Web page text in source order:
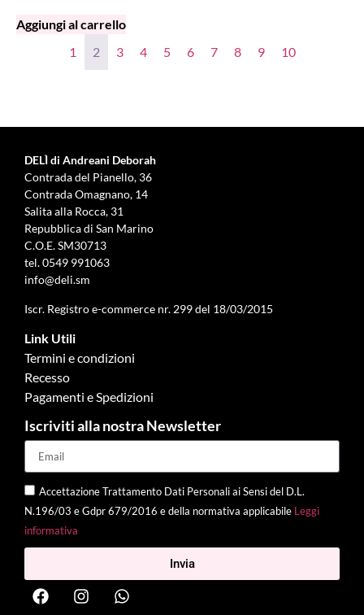
Aggiungi al carrello
1
2 3 4 5 6 7 8 9 10
DELÌ di Andreani Deborah
Contrada del Pianello, 36
Contrada Omagnano, 14
Salita alla Rocca, 31
Repubblica di San Marino
C.O.E. SM30713
tel.0549 991063
info@deli.sm
Iscr. Registro e-commerce nr. 299 del 18/03/2015
Link Utili
Termini e condizioni
Recesso
Pagamenti e Spedizioni
Iscriviti alla nostra Newsletter
Accettazione Trattamento Dati Personali ai Sensi del D.L.
N.196/03 e Gdpr 679/2016 e della normativa applicabile Leggi
informativa
Invia